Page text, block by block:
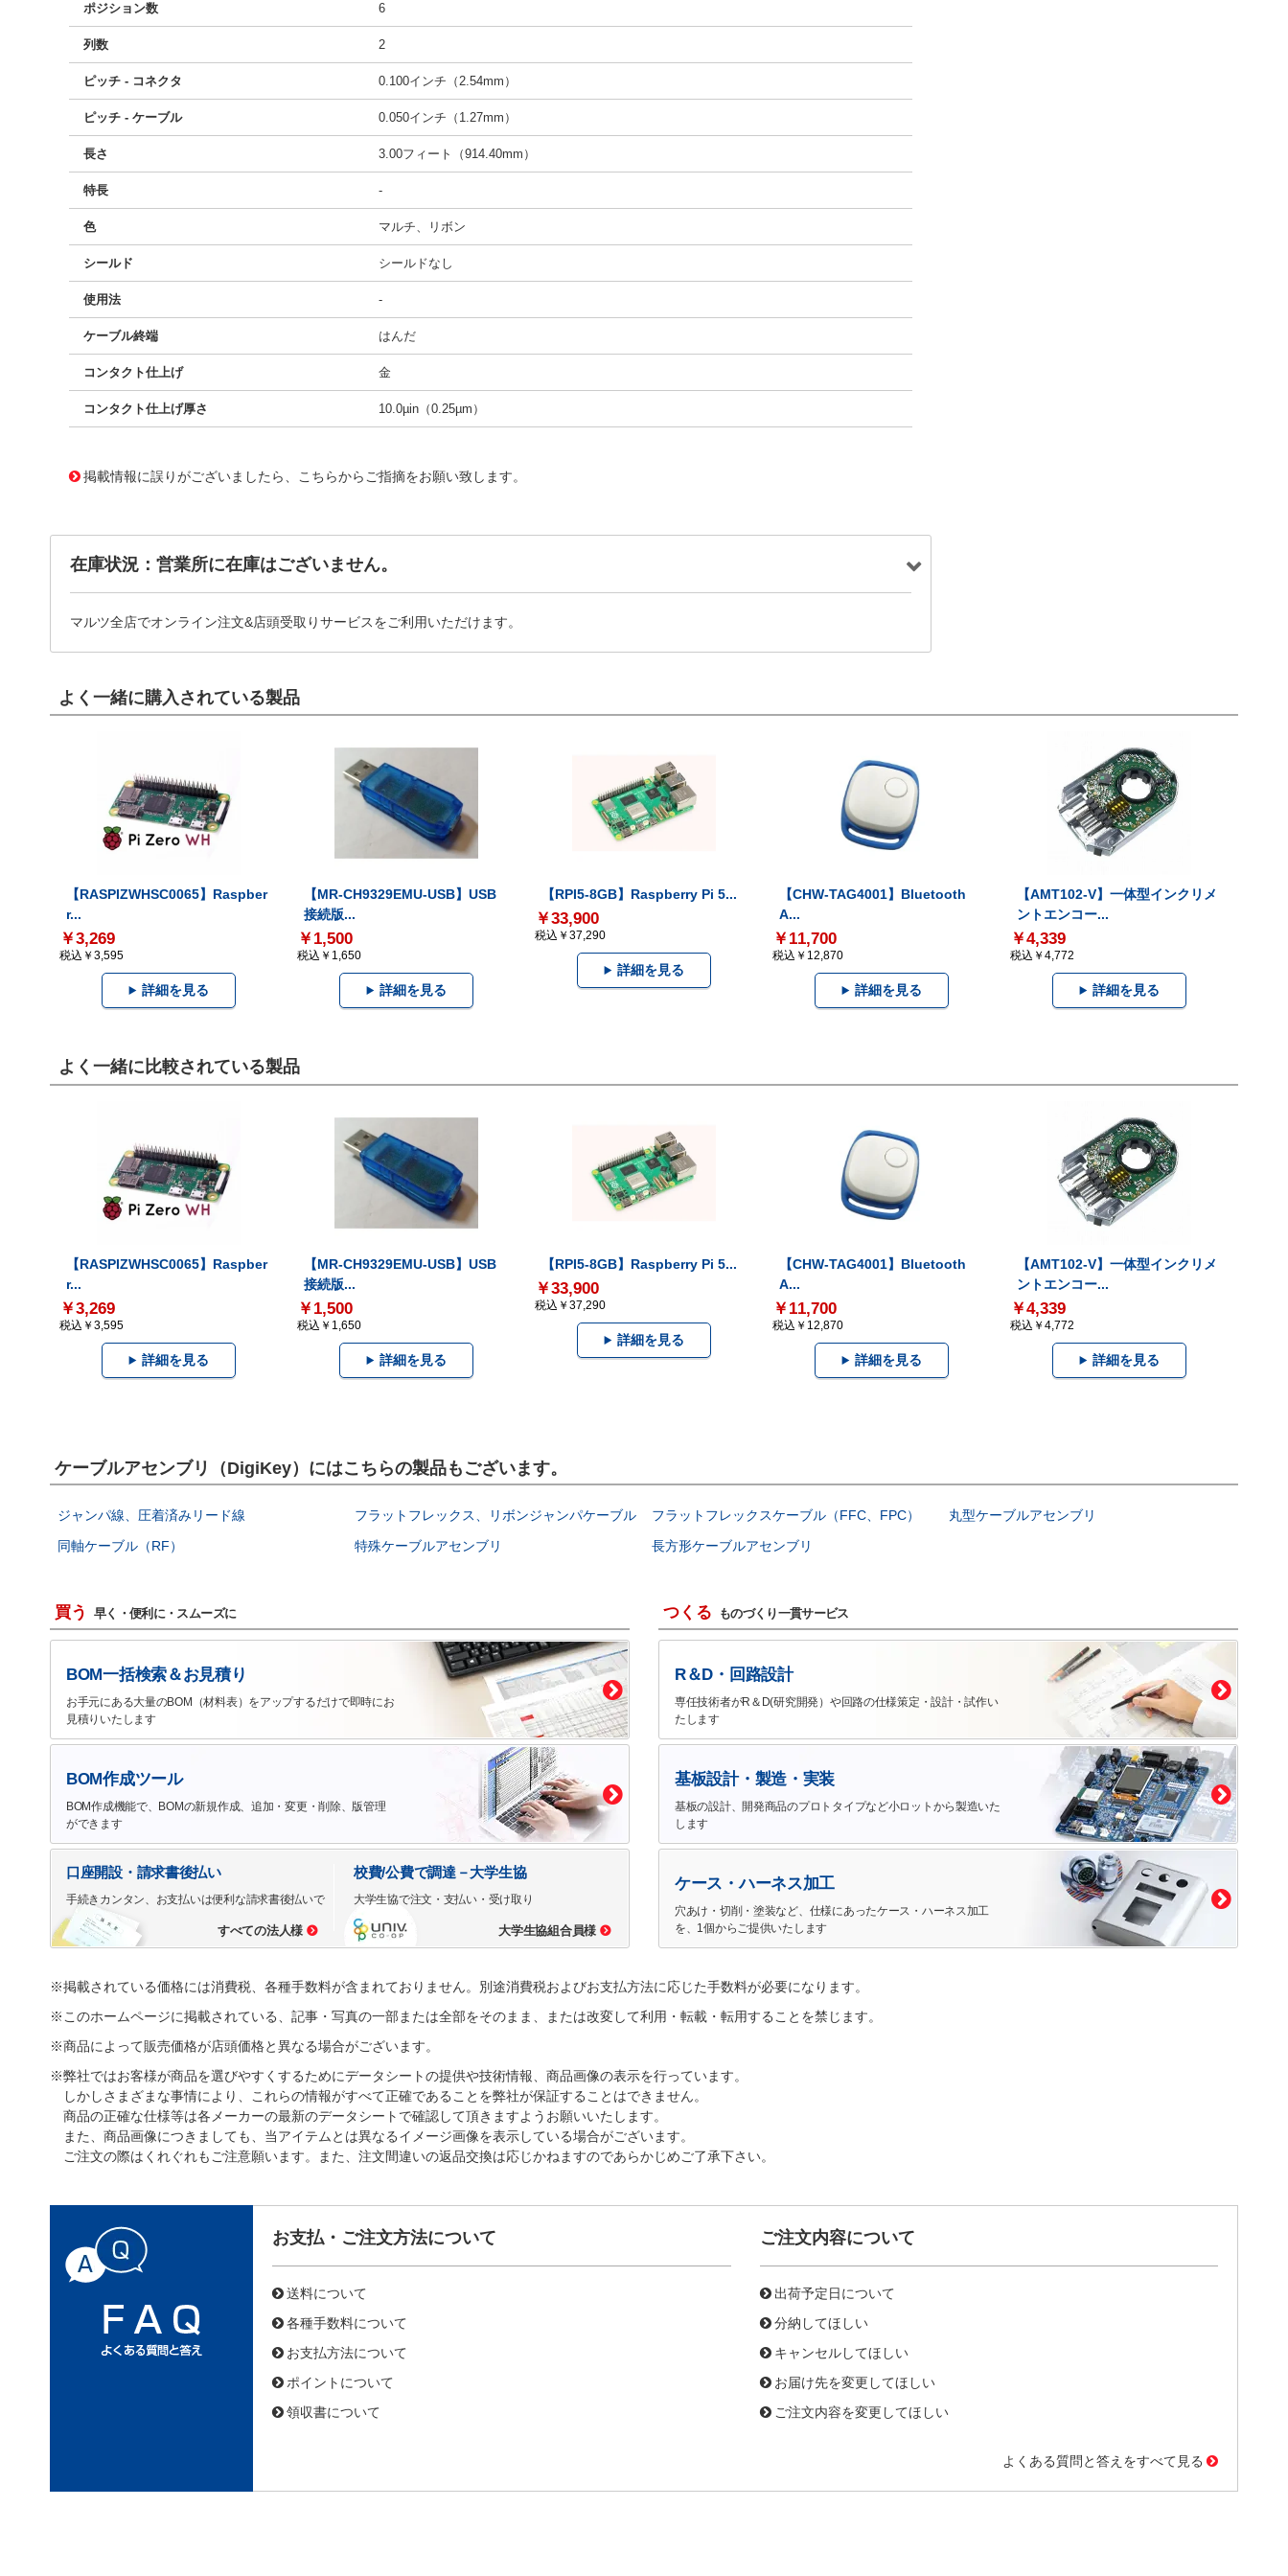
ポジション数 6
列数 2
ピッチ - コネクタ 0.100インチ（2.54mm）
ピッチ - ケーブル 0.050インチ（1.27mm）
長さ 3.00フィート（914.40mm）
特長 -
色 マルチ、リボン
シールド シールドなし
使用法 -
ケーブル終端 はんだ
コンタクト仕上げ 金
コンタクト仕上げ厚さ 10.0µin（0.25µm）
掲載情報に誤りがございましたら、こちらからご指摘をお願い致します。
在庫状況：営業所に在庫はございません。
マルツ全店でオンライン注文&店頭受取りサービスをご利用いただけます。
よく一緒に購入されている製品
【RASPIZWHSC0065】Raspber
r...
￥3,269
税込￥3,595
詳細を見る
【MR-CH9329EMU-USB】USB
接続版...
￥1,500
税込￥1,650
詳細を見る
【RPI5-8GB】Raspberry Pi 5...
￥33,900
税込￥37,290
詳細を見る
【CHW-TAG4001】Bluetooth
A...
￥11,700
税込￥12,870
詳細を見る
【AMT102-V】一体型インクリメ
ントエンコー...
￥4,339
税込￥4,772
詳細を見る
よく一緒に比較されている製品
【RASPIZWHSC0065】Raspber
r...
￥3,269
税込￥3,595
詳細を見る
【MR-CH9329EMU-USB】USB
接続版...
￥1,500
税込￥1,650
詳細を見る
【RPI5-8GB】Raspberry Pi 5...
￥33,900
税込￥37,290
詳細を見る
【CHW-TAG4001】Bluetooth
A...
￥11,700
税込￥12,870
詳細を見る
【AMT102-V】一体型インクリメ
ントエンコー...
￥4,339
税込￥4,772
詳細を見る
ケーブルアセンブリ（DigiKey）にはこちらの製品もございます。
ジャンパ線、圧着済みリード線 フラットフレックス、リボンジャンパケーブル フラットフレックスケーブル（FFC、FPC）
丸型ケーブルアセンブリ
同軸ケーブル（RF）
特殊ケーブルアセンブリ 長方形ケーブルアセンブリ
買う 早く・便利に・スムーズに
BOM一括検索＆お見積り
お手元にある大量のBOM（材料表）をアップするだけで即時にお
見積りいたします
BOM作成ツール
BOM作成機能で、BOMの新規作成、追加・変更・削除、版管理
ができます
口座開設・請求書後払い
手続きカンタン、お支払いは便利な請求書後払いで
すべての法人様
校費/公費で調達－大学生協
大学生協で注文・支払い・受け取り
大学生協組合員様
つくる ものづくり一貫サービス
R＆D・回路設計
専任技術者がR＆D(研究開発）や回路の仕様策定・設計・試作い
たします
基板設計・製造・実装
基板の設計、開発商品のプロトタイプなど小ロットから製造いた
します
ケース・ハーネス加工
穴あけ・切削・塗装など、仕様にあったケース・ハーネス加工
を、1個からご提供いたします
※掲載されている価格には消費税、各種手数料が含まれておりません。別途消費税およびお支払方法に応じた手数料が必要になります。
※このホームページに掲載されている、記事・写真の一部または全部をそのまま、または改変して利用・転載・転用することを禁じます。
※商品によって販売価格が店頭価格と異なる場合がございます。
※弊社ではお客様が商品を選びやすくするためにデータシートの提供や技術情報、商品画像の表示を行っています。
しかしさまざまな事情により、これらの情報がすべて正確であることを弊社が保証することはできません。
商品の正確な仕様等は各メーカーの最新のデータシートで確認して頂きますようお願いいたします。
また、商品画像につきましても、当アイテムとは異なるイメージ画像を表示している場合がございます。
ご注文の際はくれぐれもご注意願います。また、注文間違いの返品交換は応じかねますのであらかじめご了承下さい。
お支払・ご注文方法について
送料について
各種手数料について
お支払方法について
ポイントについて
領収書について
ご注文内容について
出荷予定日について
分納してほしい
キャンセルしてほしい
お届け先を変更してほしい
ご注文内容を変更してほしい
よくある質問と答えをすべて見る